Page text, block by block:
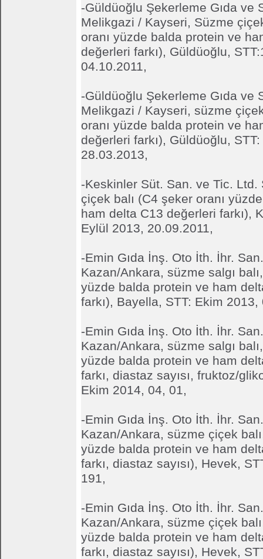
-Güldüoğlu Şekerleme Gıda ve
Melikgazi / Kayseri, Süzme
oranı yüzde balda protein ve
değerleri farkı), Güldüoğlu,
04.10.2011,
-Güldüoğlu Şekerleme Gıda ve
Melikgazi / Kayseri, süzme
oranı yüzde balda protein ve
değerleri farkı), Güldüoğlu,
28.03.2013,
-Keskinler Süt. San. ve Tic. Ltd.
çiçek balı (C4 şeker oranı
ham delta C13 değerleri farkı),
Eylül 2013, 20.09.2011,
-Emin Gıda İnş. Oto İth. İhr.
Kazan/Ankara, süzme salgı
yüzde balda protein ve ham
farkı), Bayella, STT: Ekim 2013,
-Emin Gıda İnş. Oto İth. İhr.
Kazan/Ankara, süzme salgı
yüzde balda protein ve ham
farkı, diastaz sayısı, fruktoz/
Ekim 2014, 04, 01,
-Emin Gıda İnş. Oto İth. İhr.
Kazan/Ankara, süzme çiçek
yüzde balda protein ve ham
farkı, diastaz sayısı), Hevek,
191,
-Emin Gıda İnş. Oto İth. İhr.
Kazan/Ankara, süzme çiçek
yüzde balda protein ve ham
farkı, diastaz sayısı), Hevek,